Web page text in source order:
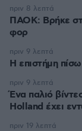
ΠΑΟΚ: Βρήκε
φορ
πριν 8 λεπτά
Η επιστήμη
πριν 9 λεπτά
Ένα παλιό
Holland έχει
πριν 9 λεπτά
πριν 19 λεπτά